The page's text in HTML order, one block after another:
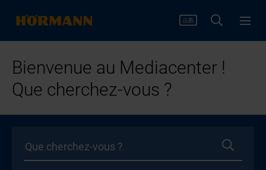
Bienvenue au Mediacenter !
Que cherchez-vous ?